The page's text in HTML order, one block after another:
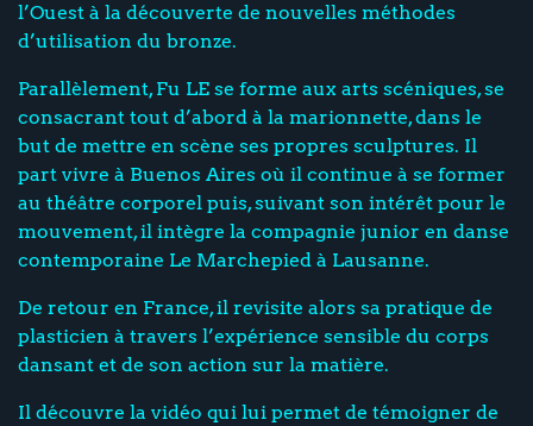
l’Ouest à la découverte de nouvelles méthodes
d’utilisation du bronze.
Parallèlement, Fu LE se forme aux arts scéniques, se
consacrant tout d’abord à la marionnette, dans le
but de mettre en scène ses propres sculptures. Il
part vivre à Buenos Aires où il continue à se former
au théâtre corporel puis, suivant son intérêt pour le
mouvement, il intègre la compagnie junior en danse
contemporaine Le Marchepied à Lausanne.
De retour en France, il revisite alors sa pratique de
plasticien à travers l’expérience sensible du corps
dansant et de son action sur la matière.
Il découvre la vidéo qui lui permet de témoigner de